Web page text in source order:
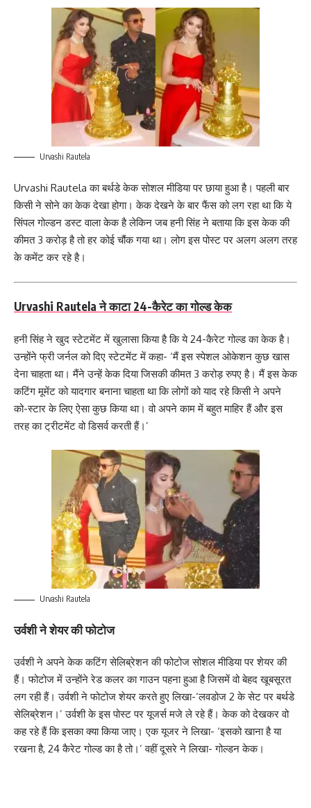
Urvashi Rautela
Urvashi Rautela का बर्थडे केक सोशल मीडिया पर छाया हुआ है। पहली बार
किसी ने सोने का केक देखा होगा। केक देखने के बार फैंस को लग रहा था कि ये
सिंपल गोल्डन डस्ट वाला केक है लेकिन जब हनी सिंह ने बताया कि इस केक की
कीमत 3 करोड़ है तो हर कोई चौंक गया था। लोग इस पोस्ट पर अलग अलग तरह
के कमेंट कर रहे है।
Urvashi Rautela ने काटा 24-कैरेट का गोल्ड केक
हनी सिंह ने खुद स्टेटमेंट में खुलासा किया है कि ये 24-कैरेट गोल्ड का केक है।
उन्होंने फ्री जर्नल को दिए स्टेटमेंट में कहा- ‘मैं इस स्पेशल ओकेशन कुछ खास
देना चाहता था। मैंने उन्हें केक दिया जिसकी कीमत 3 करोड़ रुपए है। मैं इस केक
कटिंग मूमेंट को यादगार बनाना चाहता था कि लोगों को याद रहे किसी ने अपने
को-स्टार के लिए ऐसा कुछ किया था। वो अपने काम में बहुत माहिर हैं और इस
तरह का ट्रीटमेंट वो डिसर्व करती हैं।’
Urvashi Rautela
उर्वशी ने शेयर की फोटोज
उर्वशी ने अपने केक कटिंग सेलिब्रेशन की फोटोज सोशल मीडिया पर शेयर की
हैं। फोटोज में उन्होंने रेड कलर का गाउन पहना हुआ है जिसमें वो बेहद खूबसूरत
लग रही हैं। उर्वशी ने फोटोज शेयर करते हुए लिखा-‘लवडोज 2 के सेट पर बर्थडे
सेलिब्रेशन।’ उर्वशी के इस पोस्ट पर यूजर्स मजे ले रहे हैं। केक को देखकर वो
कह रहे हैं कि इसका क्या किया जाए। एक यूजर ने लिखा- ‘इसको खाना है या
रखना है, 24 कैरेट गोल्ड का है तो।’ वहीं दूसरे ने लिखा- गोल्डन केक।